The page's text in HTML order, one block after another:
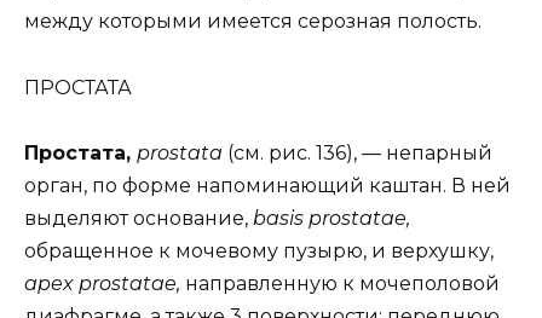
между которыми имеется серозная полость.
ПРОСТАТА
Простата, prostata (см. рис. 136), — непарный
орган, по форме напоминающий каштан. В ней
выделяют основание, basis prostatae,
обращенное к мочевому пузырю, и верхушку,
apex prostatae, направленную к мочеполовой